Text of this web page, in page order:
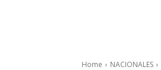
Home NACIONALES